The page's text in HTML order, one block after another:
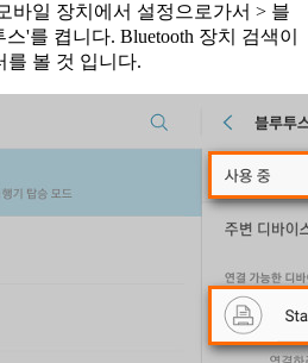
바일 장치에서 설정으로가서 > 블
'를 켭니다. Bluetooth 장치 검색이
를 볼 것 입니다.